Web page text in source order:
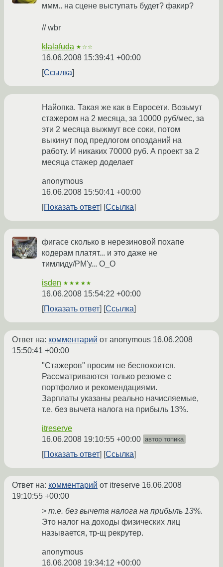
ммм.. на сцене выступать будет? факир?
// wbr
klalafuda ★☆☆
16.06.2008 15:39:41 +00:00
Ссылка
Найопка. Такая же как в Евросети. Возьмут
стажером на 2 месяца, за 10000 руб/мес, за
эти 2 месяца выжмут все соки, потом
выкинут под предлогом опозданий на
работу. И никаких 70000 руб. А проект за 2
месяца стажер доделает
anonymous
16.06.2008 15:50:41 +00:00
Показать ответ
Ссылка
фигасе сколько в нерезиновой похапе
кодерам платят... и это даже не
тимлиду/PM'у... О_О
isden ★★★★★
16.06.2008 15:54:22 +00:00
Показать ответ
Ссылка
Ответ на: комментарий от anonymous 16.06.2008
15:50:41 +00:00
"Стажеров" просим не беспокоится.
Рассматриваются только резюме с
портфолио и рекомендациями.
Зарплаты указаны реально начисляемые,
т.е. без вычета налога на прибыль 13%.
itreserve
16.06.2008 19:10:55 +00:00 автор топика
Показать ответ Ссылка
Ответ на: комментарий от itreserve 16.06.2008
19:10:55 +00:00
> т.е. без вычета налога на прибыль 13%.
Это налог на доходы физических лиц
называется, тр-щ рекрутер.
anonymous
16.06.2008 19:34:12 +00:00